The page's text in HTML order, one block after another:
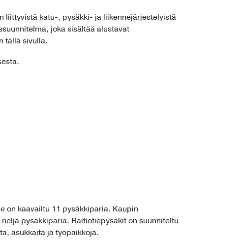
liittyvistä katu-, pysäkki- ja liikennejärjestelyistä
joka sisältää alustavat
tällä sivulla.
on kaavailtu 11 pysäkkiparia. Kaupin
pysäkkiparia. Raitiotiepysäkit on suunniteltu
asukkaita ja työpaikkoja.